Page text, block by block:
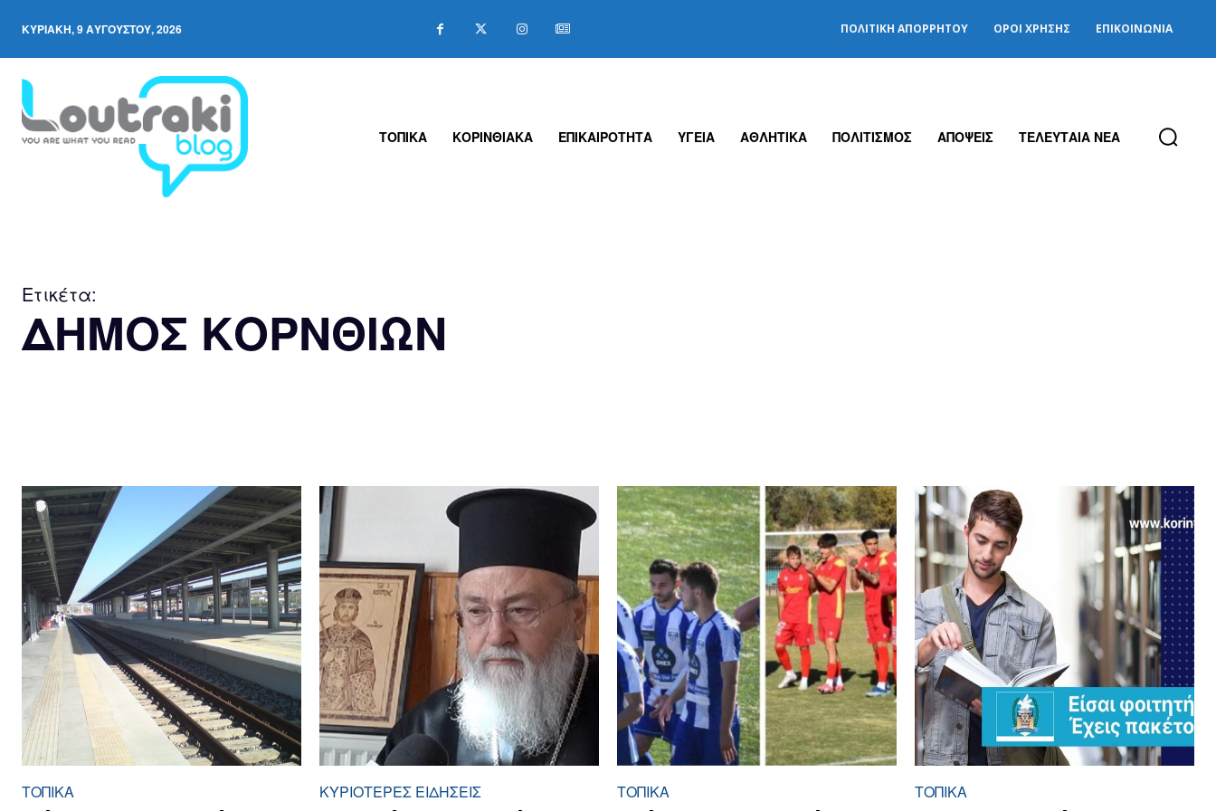
ΚΥΡΙΑΚΉ, 9 ΑΥΓΟΎΣΤΟΥ, 2026 ΠΟΛΙΤΙΚΉ ΑΠΟΡΡΉΤΟΥ ΌΡΟΙ ΧΡΉΣΗΣ ΕΠΙΚΟΙΝΩΝΊΑ
ΤΟΠΙΚΑ ΚΟΡΙΝΘΙΑΚΑ ΕΠΙΚΑΙΡΟΤΗΤΑ ΥΓΕΙΑ ΑΘΛΗΤΙΚΑ ΠΟΛΙΤΙΣΜΟΣ ΑΠΟΨΕΙΣ ΤΕΛΕΥΤΑΙΑ ΝΕΑ
Ετικέτα:
ΔΗΜΟΣ ΚΟΡΝΘΙΩΝ
ΤΟΠΙΚΑ ΚΥΡΙΌΤΕΡΕΣ ΕΙΔΉΣΕΙΣ ΤΟΠΙΚΑ ΤΟΠΙΚΑ